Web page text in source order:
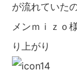
が流れていた
メンｍｉｚｏ
り上がり